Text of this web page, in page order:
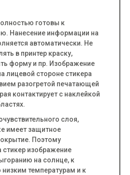
готовы к
Нанесение информации на
автоматически. Не
в принтер краску,
форму и пр. Изображение
лицевой стороне стикера
разогретой печатающей
контактирует с наклейкой
слоя,
имеет защитное
Поэтому
стикер изображение
на солнце, к
температурам и к